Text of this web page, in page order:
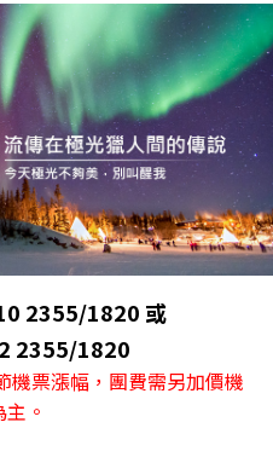
2355/1820 或
2355/1820
票漲幅，團費需另加價機
。